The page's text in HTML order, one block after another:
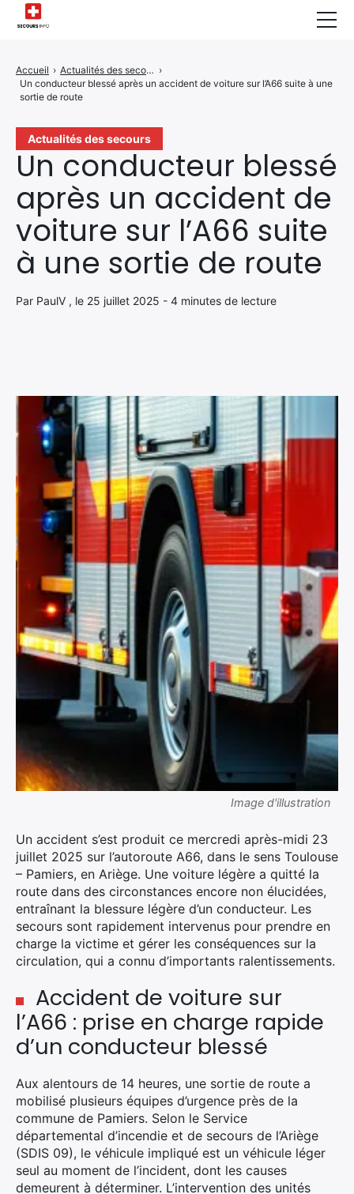
Actualités des secours
Un conducteur blessé
après un accident de
voiture sur l’A66 suite
à une sortie de route
Par PaulV , le 25 juillet 2025 - 4 minutes de lecture
Accueil › Actualités des secours ›
Un conducteur blessé après un accident de voiture sur l’A66 suite à une
sortie de route
Image d'illustration
Un accident s’est produit ce mercredi après-midi 23
juillet 2025 sur l’autoroute A66, dans le sens Toulouse
– Pamiers, en Ariège. Une voiture légère a quitté la
route dans des circonstances encore non élucidées,
entraînant la blessure légère d’un conducteur. Les
secours sont rapidement intervenus pour prendre en
charge la victime et gérer les conséquences sur la
circulation, qui a connu d’importants ralentissements.
Accident de voiture sur
l’A66 : prise en charge rapide
d’un conducteur blessé
Aux alentours de 14 heures, une sortie de route a
mobilisé plusieurs équipes d’urgence près de la
commune de Pamiers. Selon le Service
départemental d’incendie et de secours de l’Ariège
(SDIS 09), le véhicule impliqué est un véhicule léger
seul au moment de l’incident, dont les causes
demeurent à déterminer. L’intervention des unités
Infos & Conseils
Actualités des Secours
Santé & Bien-être
A propos de Nous
Contactez-nous
Politique de Confidentialité